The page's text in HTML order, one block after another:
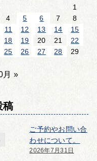
1
4 5 6 7
8
11 12 13 14
15
18 19 20 21
22
25 26 27 28
29
月 »
稿
ご予約やお問い合
わせについて。
2026年7月31日